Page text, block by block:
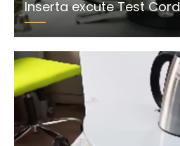
Inserta excute Test